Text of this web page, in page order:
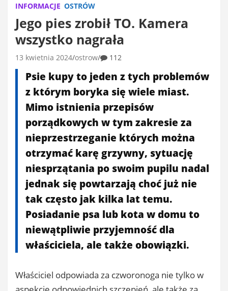
INFORMACJE OSTRÓW
Jego pies zrobił TO. Kamera
wszystko nagrała
13 kwietnia 2024 ostrow 112
Psie kupy to jeden z tych problemów
z którym boryka się wiele miast.
Mimo istnienia przepisów
porządkowych w tym zakresie za
nieprzestrzeganie których można
otrzymać karę grzywny, sytuację
niesprzątania po swoim pupilu nadal
jednak się powtarzają choć już nie
tak często jak kilka lat temu.
Posiadanie psa lub kota w domu to
niewątpliwie przyjemność dla
właściciela, ale także obowiązki.
Właściciel odpowiada za czworonoga nie tylko w